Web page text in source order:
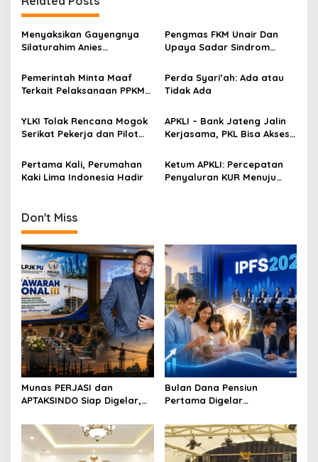
a
v
g
a
t
i
o
n
Menyaksikan Gayengnya
Silaturahim Anies
Kesehatan Indonesia di
Rumah Lebak Bulus
Pengmas FKM Unair Dan
Upaya Sadar Sindrom
Pemerintah Minta Maaf
Terkait Pelaksanaan PPKM
Apresiasi Dan Waktunya
Memperbaiki Strategi
Perda Syari’ah: Ada atau
Tidak Ada
YLKI Tolak Rencana Mogok
Serikat Pekerja dan Pilot
APKLI – Bank Jateng Jalin
Kerjasama, PKL Bisa Akses
Pertama Kali, Perumahan
Kaki Lima Indonesia Hadir
Ketum APKLI: Percepatan
Penyaluran KUR Menuju
Don't Miss
Munas PERJASI dan
APTAKSINDO Siap Digelar,
Revisi AD/ART
Bulan Dana Pensiun
Pertama Digelar
Perkuat Ekosistem Pensiun
Berkelanjutan